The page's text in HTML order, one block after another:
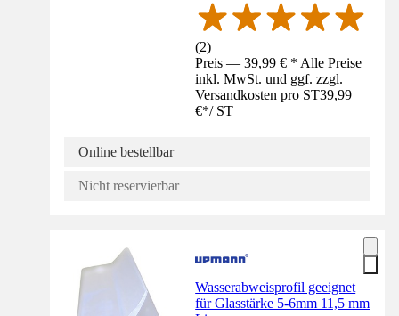
(2)
Preis — 39,99 € * Alle Preise
inkl. MwSt. und ggf. zzgl.
Versandkosten pro ST39,99
€*/ ST
Online bestellbar
Nicht reservierbar
Wasserabweisprofil geeignet
für Glasstärke 5-6mm 11,5 mm